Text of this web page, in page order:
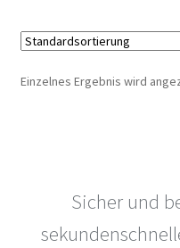
Einzelnes Ergebnis wird
Sicher und